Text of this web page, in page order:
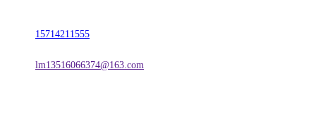
15714211555
lm13516066374@163.com